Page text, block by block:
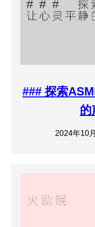
### 探索
的
2024年10